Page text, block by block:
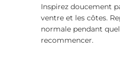
Inspirez doucement
ventre et les côtes.
normale pendant
recommencer.